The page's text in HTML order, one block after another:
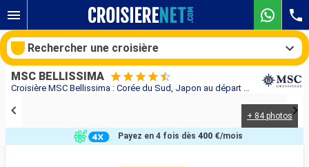
Croisière MSC Bellissima : Corée du Sud, Japon au départ de Tokyo
MSC BELLISSIMA
+ 84 photos
Payez en 4 fois dès 400 €/mois
Rechercher une croisière